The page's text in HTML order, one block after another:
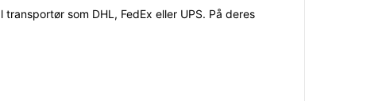
som DHL, FedEx eller UPS. På deres